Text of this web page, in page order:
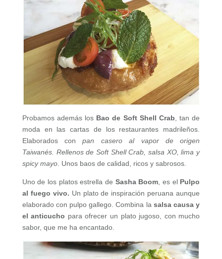
Probamos además los Bao de Soft Shell Crab , tan de
moda en las cartas de los restaurantes madrileños.
Elaborados conpan casero al vapor de origen
Taiwanés. Rellenos de Soft Shell Crab, salsa XO, lima y
spicy mayo. Unos baos de calidad, ricos y sabrosos.
Uno de los platos estrella de Sasha Boom , es el Pulpo
al fuego vivo. Un plato de inspiración peruana aunque
elaborado con pulpo gallego. Combina la salsa causa y
el anticucho para ofrecer un plato jugoso, con mucho
sabor, que me ha encantado.